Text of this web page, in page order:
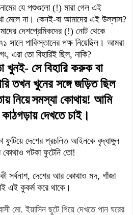
নামের যে পশুগুলো (!) মারা গেল এই
মেলে না। কেনই-বা আমাদের এই উল্লাস?
দেশপ্রেমিকদের (!) নোট থেকে
১ সালে পাকিস্তানের পক্ষ নিয়েছিল। আমরা
এরা তো বিহারিই ছিল, নাকি?
খুনই- সে বিহারি করুক বা
তখন খুনের সঙ্গে জড়িত ছিল
নিয়েসমস্যা কোথায়! আমি
কাঠগড়ায় দেখতে চাই।
ফুটিয়ে দেশের প্রচলিত আইনকে বৃদ্ধাঙ্গুল
কোথাও পটকা ফুটেনি তো!
সর্বনাশ, দেশের আর কোথাও মদ, গাঁজা
এই কুকর্ম করে থাকে।
মো. ইয়াসিন ছুটে গিয়ে দেখতে পান ঘরের